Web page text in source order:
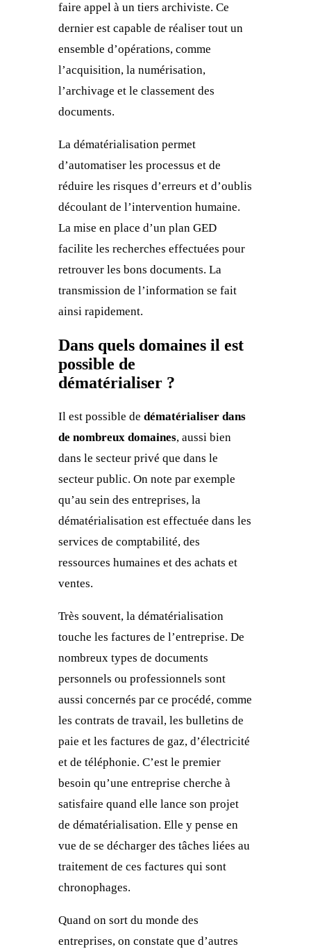
faire appel à un tiers archiviste. Ce
dernier est capable de réaliser tout un
ensemble d’opérations, comme
l’acquisition, la numérisation,
l’archivage et le classement des
documents.
La dématérialisation permet
d’automatiser les processus et de
réduire les risques d’erreurs et d’oublis
découlant de l’intervention humaine.
La mise en place d’un plan GED
facilite les recherches effectuées pour
retrouver les bons documents. La
transmission de l’information se fait
ainsi rapidement.
Dans quels domaines il est
possible de
dématérialiser ?
Il est possible de dématérialiser dans
de nombreux domaines, aussi bien
dans le secteur privé que dans le
secteur public. On note par exemple
qu’au sein des entreprises, la
dématérialisation est effectuée dans les
services de comptabilité, des
ressources humaines et des achats et
ventes.
Très souvent, la dématérialisation
touche les factures de l’entreprise. De
nombreux types de documents
personnels ou professionnels sont
aussi concernés par ce procédé, comme
les contrats de travail, les bulletins de
paie et les factures de gaz, d’électricité
et de téléphonie. C’est le premier
besoin qu’une entreprise cherche à
satisfaire quand elle lance son projet
de dématérialisation. Elle y pense en
vue de se décharger des tâches liées au
traitement de ces factures qui sont
chronophages.
Quand on sort du monde des
entreprises, on constate que d’autres